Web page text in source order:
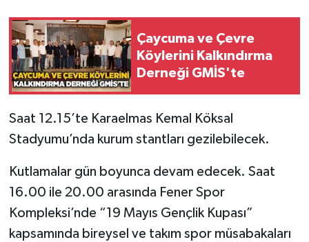
Çaycuma ve Çevre
Köylerini Kalkındırma
Derneği GMİS'te
Saat 12.15’te Karaelmas Kemal Köksal
Stadyumu’nda kurum stantları gezilebilecek.
Kutlamalar gün boyunca devam edecek. Saat
16.00 ile 20.00 arasında Fener Spor
Kompleksi’nde “19 Mayıs Gençlik Kupası”
kapsamında bireysel ve takım spor müsabakaları